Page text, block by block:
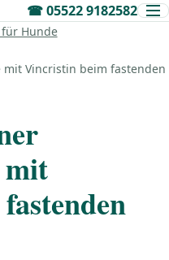
☎05522 9182582
Hunde
Vincristin beim fastenden
mit